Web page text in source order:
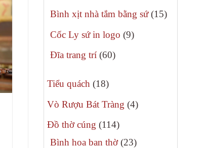
phẩm
Bình xịt nhà tắm bằng sứ 1515
Cốc Ly sứ in logo 99
Đĩa trang trí 6060
Tiểu quách 1818
phẩm
Vò Rượu Bát Tràng 44
Đồ thờ cúng 114114
sản
Bình hoa ban thờ 2323